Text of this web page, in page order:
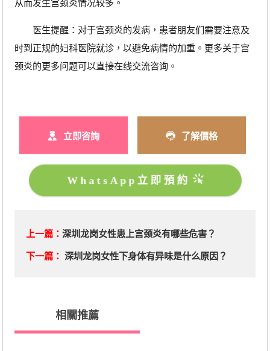
从而发生宫颈炎情况较多。
医生提醒：对于宫颈炎的发病，患者朋友们需要注意及
时到正规的妇科医院就诊，以避免病情的加重。更多关于宫
颈炎的更多问题可以直接在线交流咨询。
立即咨詢 了解價格
WhatsApp立即預約
上一篇： 深圳龙岗女性患上宫颈炎有哪些危害？
下一篇： 深圳龙岗女性下身体有异味是什么原因？
相關推薦